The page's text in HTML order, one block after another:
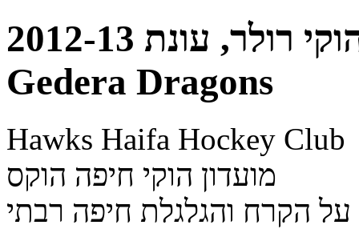
ליגת הוקי רולר, עונת 2012-13 | Rishon Devils -
Gedera Dragons
Hawks Haifa Hockey Club
מועדון הוקי חיפה הוקס
הקרח והגלגלת חיפה רבתי